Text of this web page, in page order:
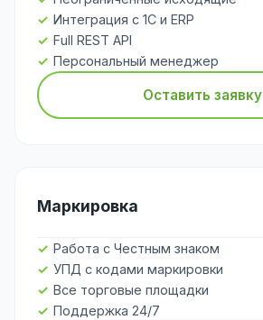
Интеграция с 1С и ERP
Full REST API
Персональный менеджер
Оставить заявку
Маркировка
Работа с Честным знаком
УПД с кодами маркировки
Все торговые площадки
Поддержка 24/7